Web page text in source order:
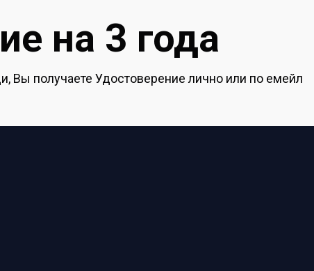
на 3 года
Вы получаете Удостоверение лично или по емейл